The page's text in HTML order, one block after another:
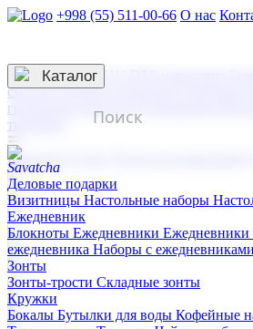
+998 (55) 511-00-66 О нас
3D гравировка
смолой (Doming)
гравировка твердая
тиснение
☰
Контакты
Каталог
Деловые подарки
Визитницы Настольные наборы
Ежедневник
Блокноты Ежедневники Ежедневники
ежедневника Наборы с ежедневниками
Зонты
Зонты-трости Складные зонты
Кружки
Бокалы Бутылки для воды Кофейные